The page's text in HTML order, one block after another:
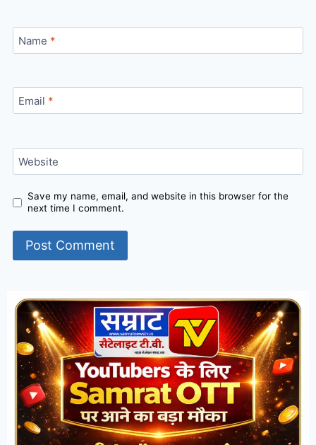
Name *
Email *
Website
Save my name, email, and website in this browser for the
next time I comment.